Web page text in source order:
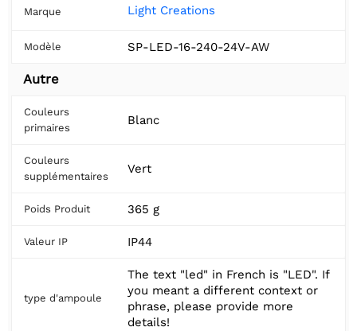
Marque Light Creations
Modèle SP-LED-16-240-24V-AW
Autre
Couleurs
primaires
Blanc
Couleurs
supplémentaires
Vert
Poids Produit 365 g
Valeur IP IP44
type d'ampoule
The text "led" in French is "LED". If
you meant a different context or
phrase, please provide more
details!